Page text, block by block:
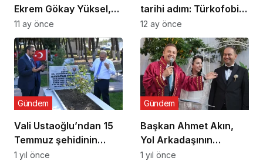
Ekrem Gökay Yüksel,
Erdek’te Balık Avı
Sezonunu “Vira
Bismillah” ile Açtı
11 ay önce
tarihi adım: Türkofobi
İzleme Merkezi
12 ay önce
Vali Ustaoğlu’ndan 15
Temmuz şehidinin
ailesine ziyaret
Gündem
1 yıl önce
Başkan Ahmet Akın,
Yol Arkadaşının
Nikâhını Kıydı
Gündem
1 yıl önce